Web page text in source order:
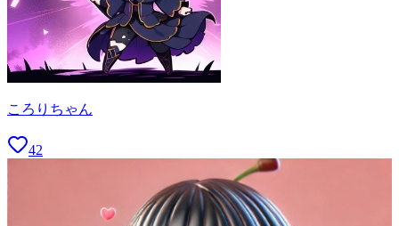
ころりちゃん
42